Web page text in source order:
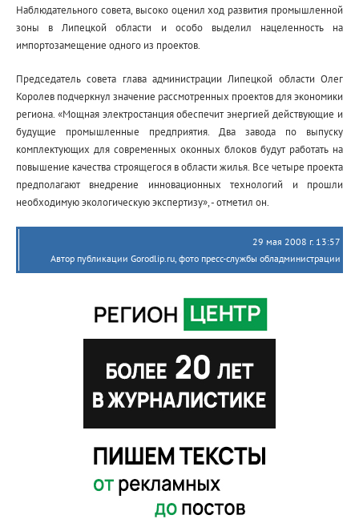
Наблюдательного совета, высоко оценил ход развития промышленной
зоны в Липецкой области и особо выделил нацеленность на
импортозамещение одного из проектов.
Председатель совета глава администрации Липецкой области Олег
Королев подчеркнул значение рассмотренных проектов для экономики
региона. «Мощная электростанция обеспечит энергией действующие и
будущие промышленные предприятия. Два завода по выпуску
комплектующих для современных оконных блоков будут работать на
повышение качества строящегося в области жилья. Все четыре проекта
предполагают внедрение инновационных технологий и прошли
необходимую экологическую экспертизу», - отметил он.
29 мая 2008 г. 13:57
Автор публикации Gorodlip.ru, фото пресс-службы обладминистрации